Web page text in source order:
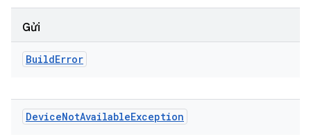
Gửi
BuildError
DeviceNotAvailableException